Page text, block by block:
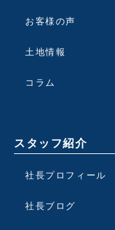
お客様の声
土地情報
コラム
スタッフ紹介
社長プロフィール
社長ブログ